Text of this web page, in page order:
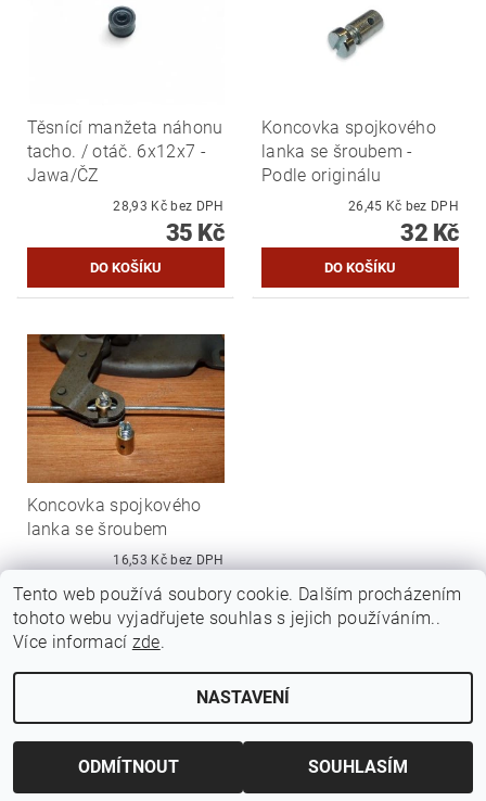
Těsnící manžeta náhonu
tacho. / otáč. 6x12x7 -
Jawa/ČZ
28,93 Kč bez DPH
35 Kč
Koncovka spojkového
lanka se šroubem -
Podle originálu
26,45 Kč bez DPH
32 Kč
Koncovka spojkového
lanka se šroubem
16,53 Kč bez DPH
20 Kč
2026 ©Jawamarkt, všechna práva vyhrazenaUpravit nastavení cookies
Tento web používá soubory cookie. Dalším procházením
tohoto webu vyjadřujete souhlas s jejich používáním..
Více informací zde.
NASTAVENÍ
ODMÍTNOUT SOUHLASÍM